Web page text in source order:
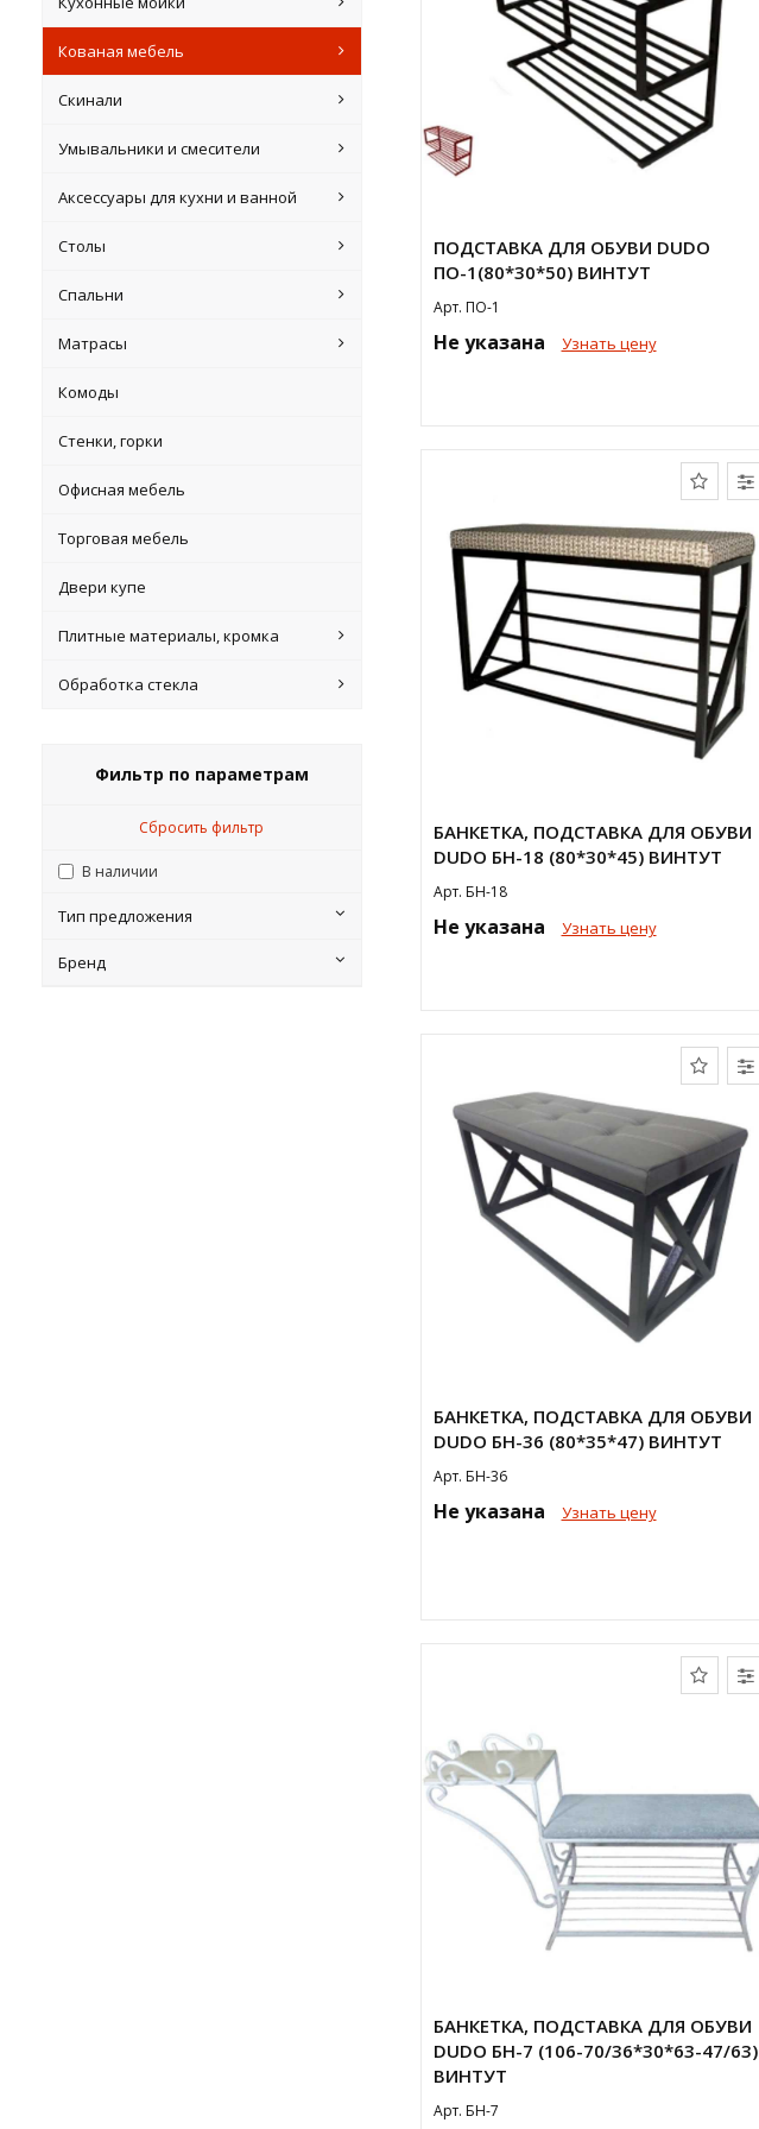
Кованая мебель
Скинали
Умывальники и смесители
Аксессуары для кухни и ванной
Столы
Спальни
Матрасы
Комоды
Стенки, горки
Офисная мебель
Торговая мебель
Двери купе
Плитные материалы, кромка
Обработка стекла
Фильтр по параметрам
Сбросить фильтр
В наличии
Тип предложения
Бренд
ПОДСТАВКА ДЛЯ ОБУВИ DUDO
ПО-1(80*30*50) ВИНТУТ
Арт. ПО-1
Не указана Узнать цену
БАНКЕТКА, ПОДСТАВКА ДЛЯ ОБУВИ
DUDO БН-18 (80*30*45) ВИНТУТ
Арт. БН-18
Не указана Узнать цену
БАНКЕТКА, ПОДСТАВКА ДЛЯ ОБУВИ
DUDO БН-36 (80*35*47) ВИНТУТ
Арт. БН-36
Не указана Узнать цену
БАНКЕТКА, ПОДСТАВКА ДЛЯ ОБУВИ
DUDO БН-7 (106-70/36*30*63-47/63)
ВИНТУТ
Арт. БН-7